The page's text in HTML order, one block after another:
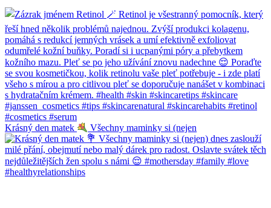
Krásný den matek Všechny maminky si (nejen